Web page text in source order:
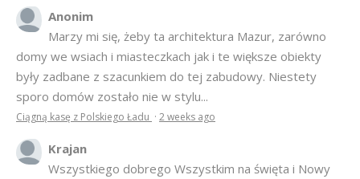
Anonim
Marzy mi się, żeby ta architektura Mazur, zarówno
domy we wsiach i miasteczkach jak i te większe obiekty
były zadbane z szacunkiem do tej zabudowy. Niestety
sporo domów zostało nie w stylu...
Ciągną kasę z Polskiego Ładu · 2 weeks ago
Krajan
Wszystkiego dobrego Wszystkim na święta i Nowy